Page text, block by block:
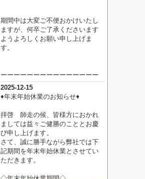
期間中は大変ご不便おかけいたし
ますが、何卒ご了承くださいます
ようよろしくお願い申し上げま
す。
ーーーーーーーーーーーーーーー
2025-12-15
♦︎年末年始休業のお知らせ♦︎
拝啓 師走の候、皆様方におかれ
ましては益々ご健勝のこととお慶
び申し上げます。
さて、誠に勝手ながら弊社では下
記期間を年末年始休業とさせてい
ただきます。